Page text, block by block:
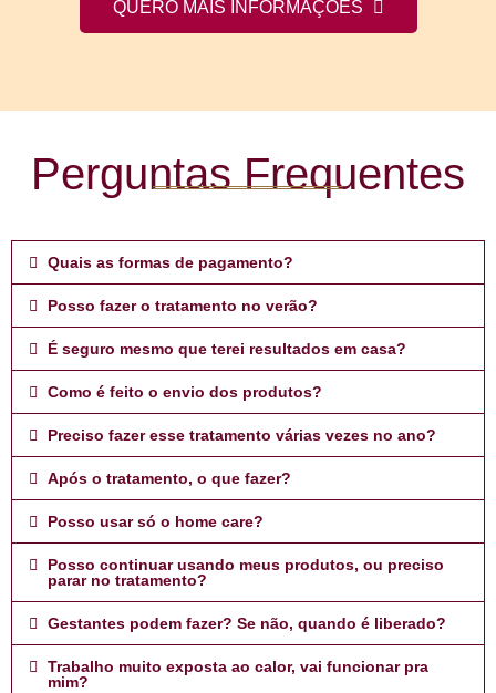
QUERO MAIS INFORMAÇÕES
Perguntas Frequentes
Quais as formas de pagamento?
Posso fazer o tratamento no verão?
É seguro mesmo que terei resultados em casa?
Como é feito o envio dos produtos?
Preciso fazer esse tratamento várias vezes no ano?
Após o tratamento, o que fazer?
Posso usar só o home care?
Posso continuar usando meus produtos, ou preciso
parar no tratamento?
Gestantes podem fazer? Se não, quando é liberado?
Trabalho muito exposta ao calor, vai funcionar pra
mim?